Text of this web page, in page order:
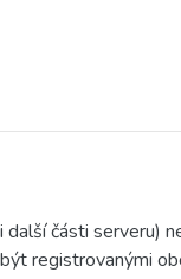
části serveru)
registrovanými